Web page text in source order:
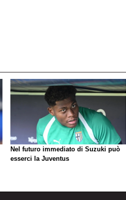
Nel futuro immediato di Suzuki può
esserci la Juventus